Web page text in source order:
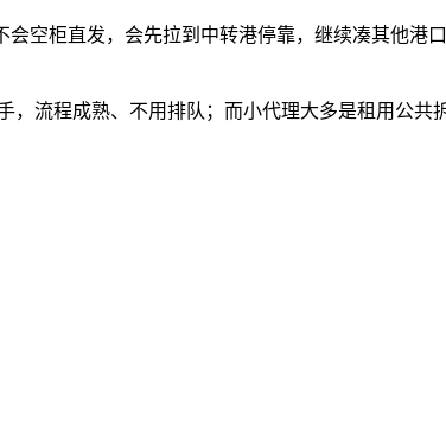
空柜直发，会先拉到中转港停靠，继续凑其他港
，流程成熟、不用排队；而小代理大多是租用公